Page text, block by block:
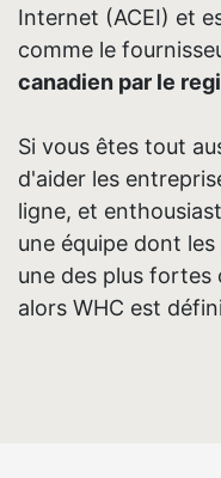
Internet (ACEI) et
comme le
canadien par le
Si vous êtes tout
d'aider les
ligne, et
une équipe dont
une des plus fortes
alors WHC est